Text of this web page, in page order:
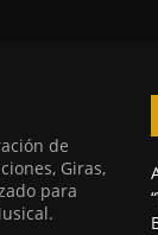
de
Giras,
para